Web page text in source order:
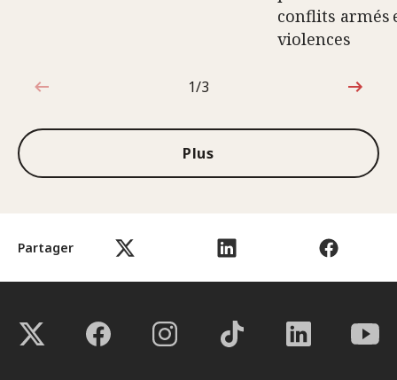
Partager
conflits armés
violences
1sur3
1/3
Plus